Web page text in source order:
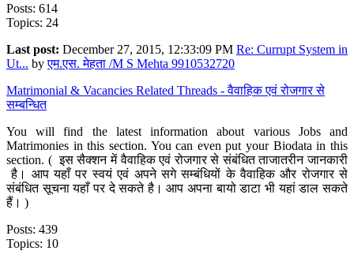
Posts: 614
Topics: 24
Last post: December 27, 2015, 12:33:09 PM Re: Currupt System in
Ut... byएम.एस. मेहता /M S Mehta 9910532720
Matrimonial & Vacancies Related Threads - वैवाहिक एवं रोजगार से
सम्बन्धित
You will find the latest information about various Jobs and
Matrimonies in this section. You can even put your Biodata in this
section. ( इस सैक्शन में वैवाहिक एवं रोजगार से संबंधित ताजातरीन जानकारी
है। आप यहाँ पर स्वयं एवं अपने सगे सम्बंधियों के वैवाहिक और रोजगार से
संबंधित सूचना यहाँ पर दे सकते है। आप अपना बायो डाटा भी यहां डाल सकते
हैं। )
Posts: 439
Topics: 10